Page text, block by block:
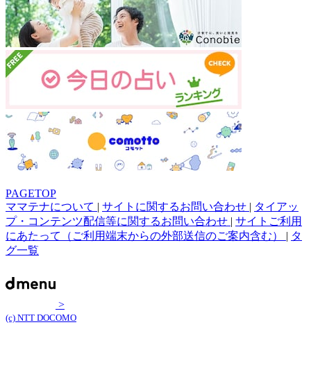
PAGETOP
ママテナについて | サイトに関するお問い合わせ | タイアッ
プ・コンテンツ配信等に関するお問い合わせ | サイトご利用
にあたって（ご利用端末からの外部送信のご案内含む） | タ
グ一覧
>
(c) NTT DOCOMO